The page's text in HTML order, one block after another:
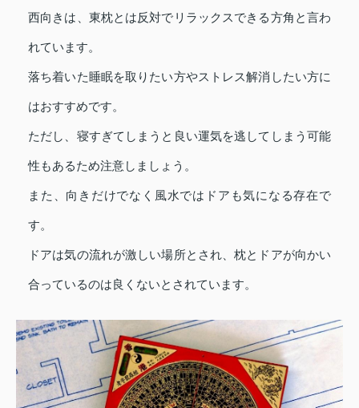
西向きは、東枕とは反対でリラックスできる方角と言わ
れています。
落ち着いた睡眠を取りたい方やストレス解消したい方に
はおすすめです。
ただし、寝すぎてしまうと良い運気を逃してしまう可能
性もあるため注意しましょう。
また、向きだけでなく風水ではドアも気になる存在で
す。
ドアは気の流れが激しい場所とされ、枕とドアが向かい
合っているのは良くないとされています。